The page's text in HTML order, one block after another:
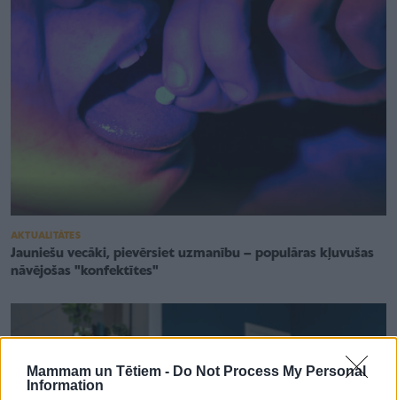
Mammam un Tētiem - Do Not Process My Personal
Information
AKTUALITĀTES
Jauniešu vecāki, pievērsiet uzmanību – populāras kļuvušas
nāvējošas "konfektītes"